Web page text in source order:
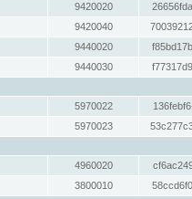
9420020
9420040
9440020
9440030
5970022
5970023
4960020
3800010